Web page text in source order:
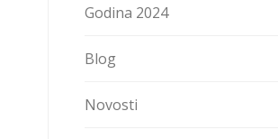
Godina 2024
Blog
Novosti